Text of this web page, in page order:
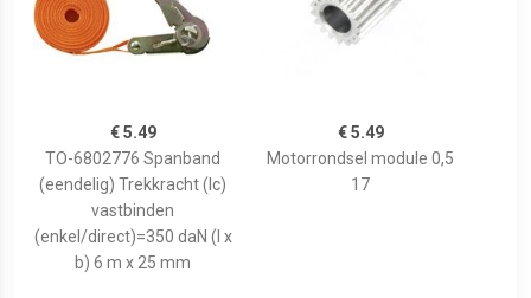
€ 5.49
TO-6802776 Spanband
(eendelig) Trekkracht (lc)
vastbinden
(enkel/direct)=350 daN (l x
b) 6 m x 25 mm
€ 5.49
Motorrondsel module 0,5
17